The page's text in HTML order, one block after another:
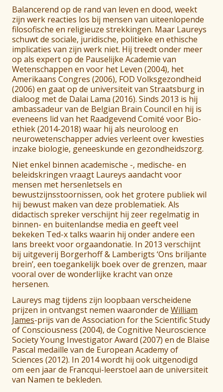
Balancerend op de rand van leven en dood, weekt
zijn werk reacties los bij mensen van uiteenlopende
filosofische en religieuze strekkingen. Maar Laureys
schuwt de sociale, juridische, politieke en ethische
implicaties van zijn werk niet. Hij treedt onder meer
op als expert op de Pauselijke Academie van
Wetenschappen en voor het Leven (2004), het
Amerikaans Congres (2006), FOD Volksgezondheid
(2006) en gaat op de universiteit van Straatsburg in
dialoog met de Dalai Lama (2016). Sinds 2013 is hij
ambassadeur van de Belgian Brain Council en hij is
eveneens lid van het Raadgevend Comité voor Bio-
ethiek (2014-2018) waar hij als neuroloog en
neurowetenschapper advies verleent over kwesties
inzake biologie, geneeskunde en gezondheidszorg.
Niet enkel binnen academische -, medische- en
beleidskringen vraagt Laureys aandacht voor
mensen met hersenletsels en
bewustzijnsstoornissen, ook het grotere publiek wil
hij bewust maken van deze problematiek. Als
didactisch spreker verschijnt hij zeer regelmatig in
binnen- en buitenlandse media en geeft veel
bekeken Ted-x talks waarin hij onder andere een
lans breekt voor orgaandonatie. In 2013 verschijnt
bij uitgeverij Borgerhoff & Lamberigts ‘Ons briljante
brein’, een toegankelijk boek over de grenzen, maar
vooral over de wonderlijke kracht van onze
hersenen.
Laureys mag tijdens zijn loopbaan verscheidene
prijzen in ontvangst nemen waaronder deWilliam
James-prijs van de Association for the Scientific Study
of Consciousness (2004), de Cognitive Neuroscience
Society Young Investigator Award (2007) en de Blaise
Pascal medaille van de European Academy of
Sciences (2012). In 2014 wordt hij ook uitgenodigd
om een jaar de Francqui-leerstoel aan de universiteit
van Namen te bekleden.